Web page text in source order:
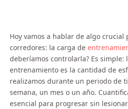
Hoy vamos a hablar de algo crucial
corredores: la carga de
deberíamos controlarla? Es simple:
entrenamiento es la cantidad de
realizamos durante un periodo de
semana, un mes o un año.
esencial para progresar sin